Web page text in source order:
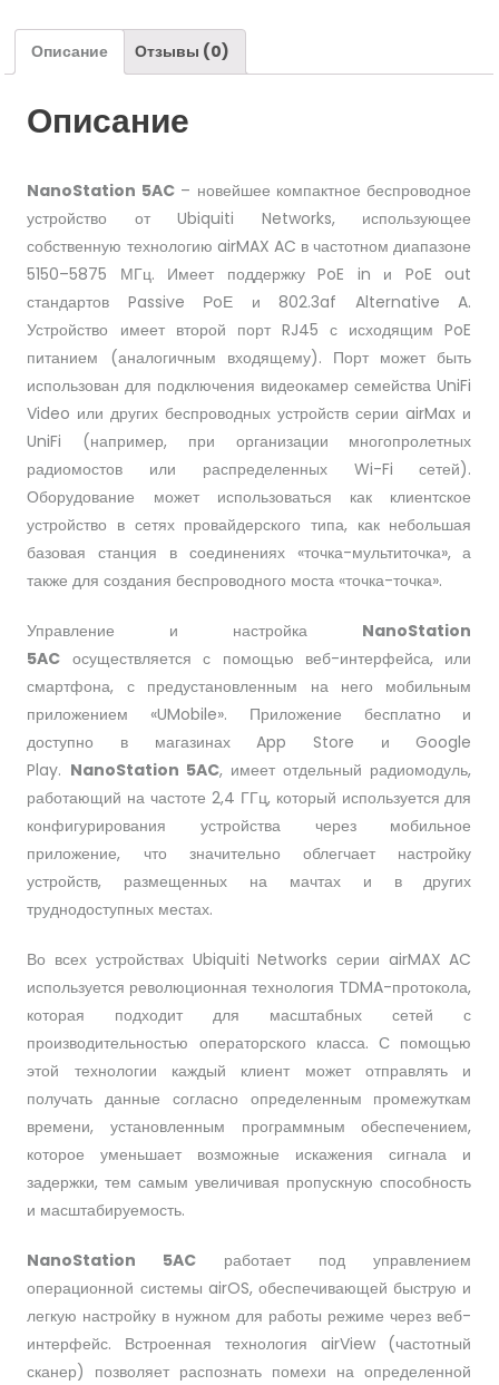
Описание Отзывы (0)
Описание
NanoStation 5AC– новейшее компактное беспроводное
устройство от Ubiquiti Networks, использующее
собственную технологию airMAX AC в частотном диапазоне
5150–5875 МГц. Имеет поддержку PoE in и PoE out
стандартов Passive РoЕ и 802.3af Alternative A.
Устройство имеет второй порт RJ45 с исходящим PoE
питанием (аналогичным входящему). Порт может быть
использован для подключения видеокамер семейства UniFi
Video или других беспроводных устройств серии airMax и
UniFi (например, при организации многопролетных
радиомостов или распределенных Wi-Fi сетей).
Оборудование может использоваться как клиентское
устройство в сетях провайдерского типа, как небольшая
базовая станция в соединениях «точка-мультиточка», а
также для создания беспроводного моста «точка-точка».
Управление и настройка NanoStation
5AC осуществляется с помощью веб-интерфейса, или
смартфона, с предустановленным на него мобильным
приложением «UMobile». Приложение бесплатно и
доступно в магазинах App Store и Google
Play. NanoStation 5AC, имеет отдельный радиомодуль,
работающий на частоте 2,4 ГГц, который используется для
конфигурирования устройства через мобильное
приложение, что значительно облегчает настройку
устройств, размещенных на мачтах и в других
труднодоступных местах.
Во всех устройствах Ubiquiti Networks серии airMAX AC
используется революционная технология TDMA-протокола,
которая подходит для масштабных сетей с
производительностью операторского класса. С помощью
этой технологии каждый клиент может отправлять и
получать данные согласно определенным промежуткам
времени, установленным программным обеспечением,
которое уменьшает возможные искажения сигнала и
задержки, тем самым увеличивая пропускную способность
и масштабируемость.
NanoStation 5AC работает под управлением
операционной системы airOS, обеспечивающей быструю и
легкую настройку в нужном для работы режиме через веб-
интерфейс. Встроенная технология airView (частотный
сканер) позволяет распознать помехи на определенной